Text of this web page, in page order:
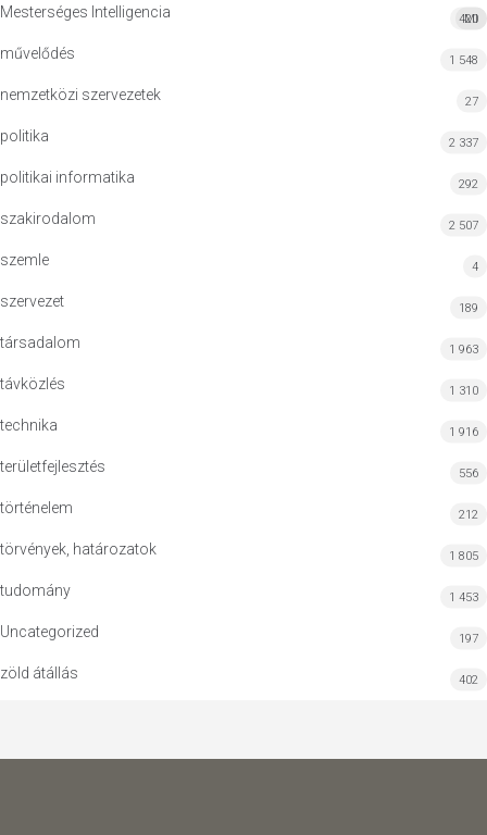
Mesterséges Intelligencia MI
420
művelődés 1 548
nemzetközi szervezetek 27
politika 2 337
politikai informatika 292
szakirodalom 2 507
szemle 4
szervezet 189
társadalom 1 963
távközlés 1 310
technika 1 916
területfejlesztés 556
történelem 212
törvények, határozatok 1 805
tudomány 1 453
Uncategorized 197
zöld átállás 402